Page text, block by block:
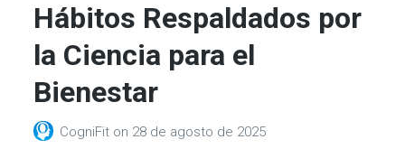
Hábitos Respaldados por
la Ciencia para el
Bienestar
CogniFit on 28 de agosto de 2025